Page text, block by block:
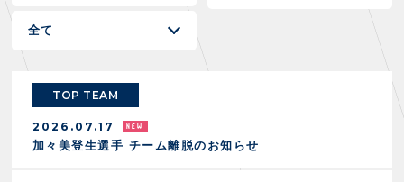
・前売・当日チケット
・優待チケット
・企画チケット
・招待チケット
シーズンシート
GUIDE
スタジアムアクセス
スタジアムルール
クラブプロパティ
FANZONE
インデックス
ファンクラブ
PARTNERS
TOP TEAM
2026.07.17
加々美登生選手 チーム離脱のお知らせ